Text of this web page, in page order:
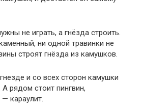
не играть, а гнёзда строить.
ни одной травинки не
строят гнёзда из камушков.
и со всех сторон камушки
рядом стоит пингвин,
караулит.